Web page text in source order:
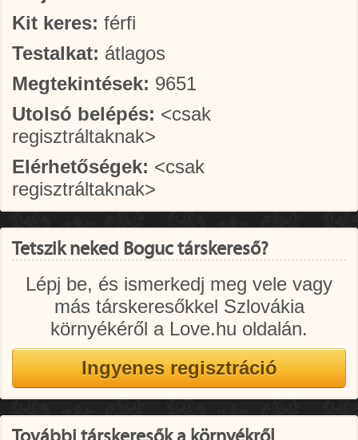
Kit keres: férfi
Testalkat: átlagos
Megtekintések: 9651
Utolsó belépés: <csak
regisztráltaknak>
Elérhetőségek: <csak
regisztráltaknak>
Tetszik neked Boguc társkereső?
Lépj be, és ismerkedj meg vele vagy
más társkeresőkkel Szlovákia
környékéről a Love.hu oldalán.